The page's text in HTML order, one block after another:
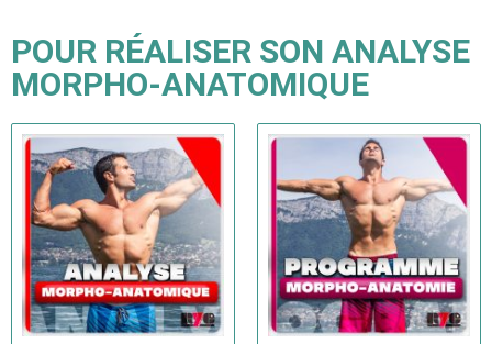
POUR RÉALISER SON ANALYSE
MORPHO-ANATOMIQUE